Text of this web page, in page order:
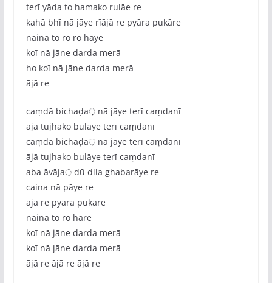
terī yāda to hamako rulāe re
kahā bhī nā jāye rīājā re pyāra pukāre
nainā to ro ro hāye
koī nā jāne darda merā
ho koī nā jāne darda merā
ājā re
caṃdā bichaḍa़ nā jāye terī caṃdanī
ājā tujhako bulāye terī caṃdanī
caṃdā bichaḍa़ nā jāye terī caṃdanī
ājā tujhako bulāye terī caṃdanī
aba āvāja़ dū dila ghabarāye re
caina nā pāye re
ājā re pyāra pukāre
nainā to ro hare
koī nā jāne darda merā
koī nā jāne darda merā
ājā re ājā re ājā re